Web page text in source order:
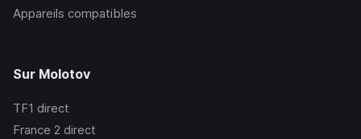
Appareils compatibles
Sur Molotov
TF1 direct
France 2 direct